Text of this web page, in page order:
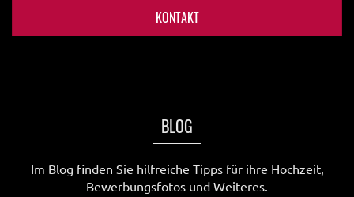
KONTAKT
BLOG
Im Blog finden Sie hilfreiche Tipps für ihre Hochzeit,
Bewerbungsfotos und Weiteres.